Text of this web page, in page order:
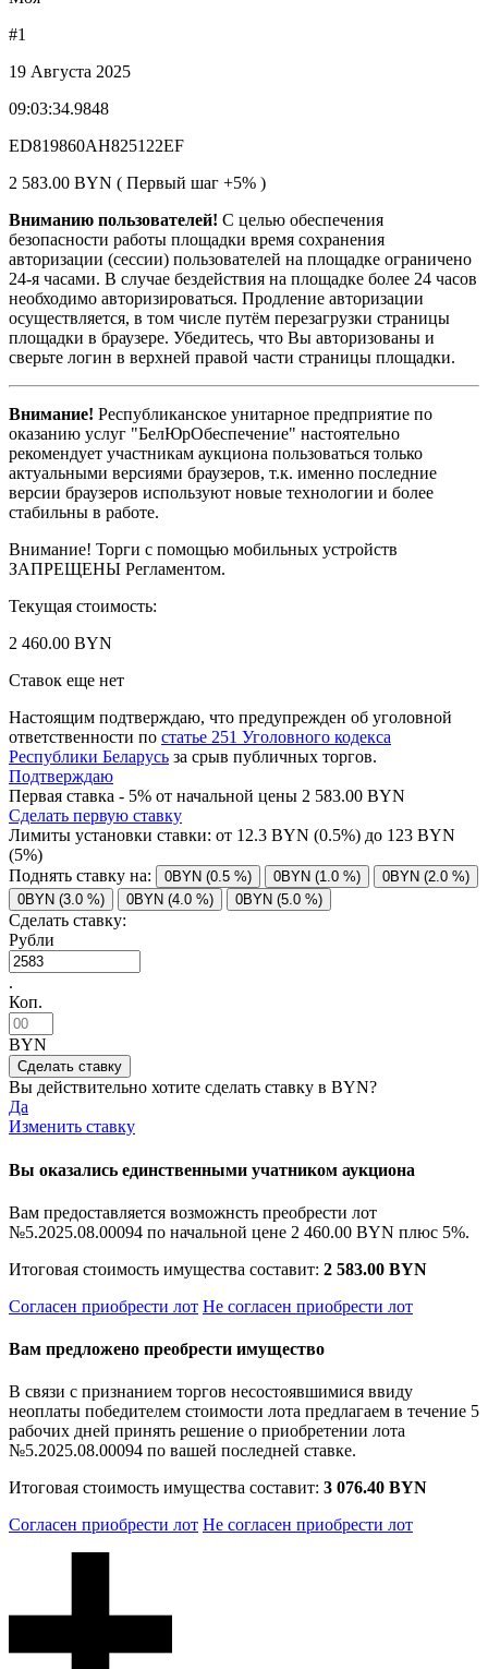
#1
19 Августа 2025
09:03:34.9848
ED819860AH825122EF
2 583.00 BYN ( Первый шаг +5% )
Вниманию пользователей! С целью обеспечения
безопасности работы площадки время сохранения
авторизации (сессии) пользователей на площадке ограничено
24-я часами. В случае бездействия на площадке более 24 часов
необходимо авторизироваться. Продление авторизации
осуществляется, в том числе путём перезагрузки страницы
площадки в браузере. Убедитесь, что Вы авторизованы и
сверьте логин в верхней правой части страницы площадки.
Внимание! Республиканское унитарное предприятие по
оказанию услуг "БелЮрОбеспечение" настоятельно
рекомендует участникам аукциона пользоваться только
актуальными версиями браузеров, т.к. именно последние
версии браузеров используют новые технологии и более
стабильны в работе.
Внимание! Торги с помощью мобильных устройств
ЗАПРЕЩЕНЫ Регламентом.
Текущая стоимость:
2 460.00 BYN
Ставок еще нет
Настоящим подтверждаю, что предупрежден об уголовной
ответственности по статье 251 Уголовного кодекса
Республики Беларусь за срыв публичных торгов.
Подтверждаю
Первая ставка - 5% от начальной цены 2 583.00 BYN
Сделать первую ставку
Лимиты установки ставки: от 12.3 BYN (0.5%) до 123 BYN
(5%)
Поднять ставку на:
0BYN (0.5 %) 0BYN (1.0 %)
0BYN (2.0 %)
0BYN (3.0 %)
0BYN (4.0 %) 0BYN (5.0 %)
Сделать ставку:
Рубли
.
Коп.
BYN
Вы действительно хотите сделать ставку в BYN?
Да
Изменить ставку
Вы оказались единственными учатником аукциона
Вам предоставляется возможнсть преобрести лот
№5.2025.08.00094 по начальной цене 2 460.00 BYN плюс 5%.
Итоговая стоимость имущества составит: 2 583.00 BYN
Согласен приобрести лот Не согласен приобрести лот
Вам предложено преобрести имущество
В связи с признанием торгов несостоявшимися ввиду
неоплаты победителем стоимости лота предлагаем в течение 5
рабочих дней принять решение о приобретении лота
№5.2025.08.00094 по вашей последней ставке.
Итоговая стоимость имущества составит: 3 076.40 BYN
Согласен приобрести лот Не согласен приобрести лот